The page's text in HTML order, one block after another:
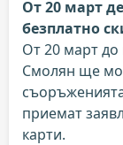
От 20 март
безплатно
От 20 март до
Смолян ще
приемат
карти.